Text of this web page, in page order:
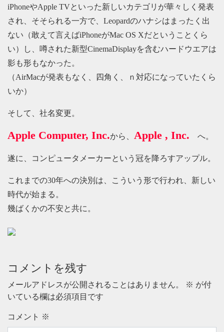
iPhoneやApple TVといった新しいカテゴリが華々しく発表
され、そそられる一方で、Leopardのハナシはまったく出
ない（敢えて言えばiPhoneがMac OS Xだということくら
い）し、噂された新型CinemaDisplayを含むハードウエアは
影も形もなかった。
（AirMacが発表もなく、四角く、ｎ対応になっていたくら
いか）
そして、社名変更。
Apple Computer, Inc.から、 Apple , Inc. へ。
遂に、コンピュータメーカーという冠を降ろすアップル。
これまでの30年への決別は、こういう形で行われ、新しい
時代が始まる。
幾ばくかの不安と共に。
コメントを残す
メールアドレスが公開されることはありません。 ※ が付
いている欄は必須項目です
コメント ※